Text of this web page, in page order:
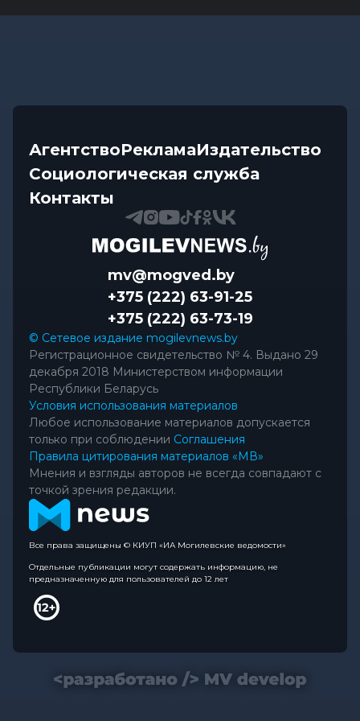
АгентствоРекламаИздательство
Социологическая служба
Контакты
mv@mogved.by
+375 (222) 63-91-25
+375 (222) 63-73-19
© Сетевое издание mogilevnews.by
Регистрационное свидетельство № 4. Выдано 29
декабря 2018 Министерством информации
Республики Беларусь
Условия использования материалов
Любое использование материалов допускается
только при соблюдении Соглашения
Правила цитирования материалов «МВ»
Мнения и взгляды авторов не всегда совпадают с
точкой зрения редакции.
Все права защищены © КИУП «ИА Могилевские ведомости»
Отдельные публикации могут содержать информацию, не
предназначенную для пользователей до 12 лет